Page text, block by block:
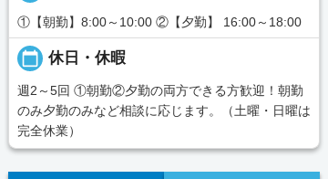
①【朝勤】8:00～10:00 ②【夕勤】 16:00～18:00
calendar_today 休日・休暇
週2～5回 ①朝勤②夕勤の両方できる方歓迎！朝勤
のみ夕勤のみなど相談に応じます。（土曜・日曜は
完全休業）